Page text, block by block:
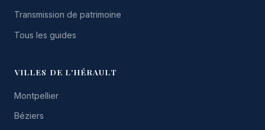
Transmission de patrimoine
Tous les guides
VILLES DE L'HÉRAULT
Montpellier
Béziers